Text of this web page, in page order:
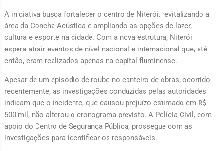
A iniciativa busca fortalecer o centro de Niterói, revitalizando a
área da Concha Acústica e ampliando as opções de lazer,
cultura e esporte na cidade. Com a nova estrutura, Niterói
espera atrair eventos de nível nacional e internacional que, até
então, eram realizados apenas na capital fluminense.
Apesar de um episódio de roubo no canteiro de obras, ocorrido
recentemente, as investigações conduzidas pelas autoridades
indicam que o incidente, que causou prejuízo estimado em R$
500 mil, não alterou o cronograma previsto. A Polícia Civil, com
apoio do Centro de Segurança Pública, prossegue com as
investigações para identificar os responsáveis.